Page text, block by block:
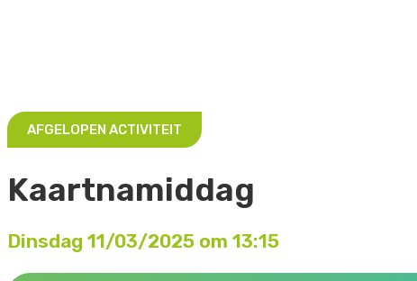
AFGELOPEN ACTIVITEIT
Kaartnamiddag
Dinsdag 11/03/2025 om 13:15